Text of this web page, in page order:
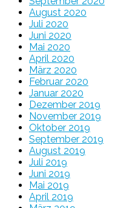
August 2020
Juli 2020
Juni 2020
Mai 2020
April 2020
März 2020
Februar 2020
Januar 2020
Dezember 2019
November 2019
Oktober 2019
September 2019
August 2019
Juli 2019
Juni 2019
Mai 2019
April 2019